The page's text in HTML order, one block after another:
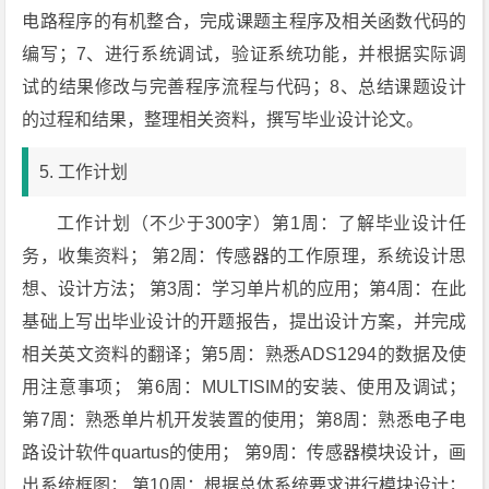
电路程序的有机整合，完成课题主程序及相关函数代码的
编写；7、进行系统调试，验证系统功能，并根据实际调
试的结果修改与完善程序流程与代码；8、总结课题设计
的过程和结果，整理相关资料，撰写毕业设计论文。
5. 工作计划
工作计划（不少于300字）第1周：了解毕业设计任
务，收集资料； 第2周：传感器的工作原理，系统设计思
想、设计方法； 第3周：学习单片机的应用；第4周：在此
基础上写出毕业设计的开题报告，提出设计方案，并完成
相关英文资料的翻译；第5周：熟悉ADS1294的数据及使
用注意事项； 第6周：MULTISIM的安装、使用及调试；
第7周：熟悉单片机开发装置的使用；第8周：熟悉电子电
路设计软件quartus的使用； 第9周：传感器模块设计，画
出系统框图； 第10周：根据总体系统要求进行模块设计；